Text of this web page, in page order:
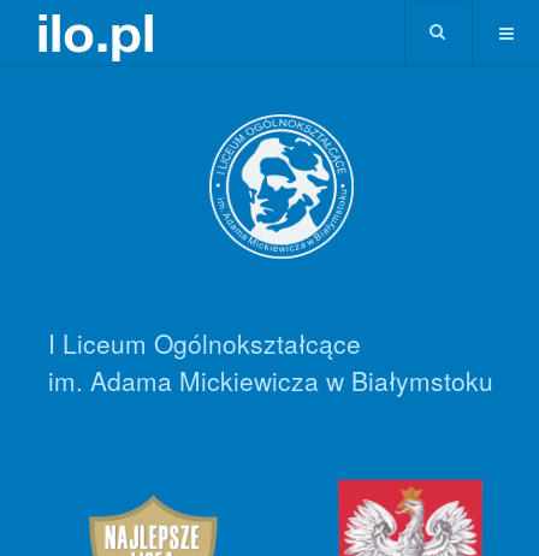
I Liceum Ogólnokształcące
im. Adama Mickiewicza w Białymstoku